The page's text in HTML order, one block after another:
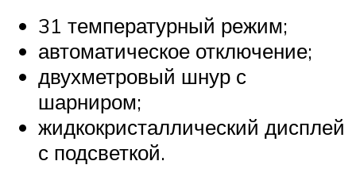
31 температурный режим;
автоматическое отключение;
двухметровый шнур с
шарниром;
жидкокристаллический дисплей
с подсветкой.